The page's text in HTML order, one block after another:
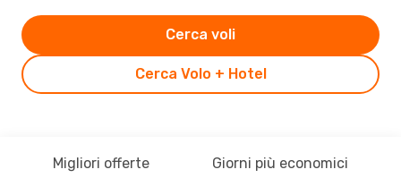
Cerca Volo + Hotel
Cerca voli
Migliori offerte Giorni più economici